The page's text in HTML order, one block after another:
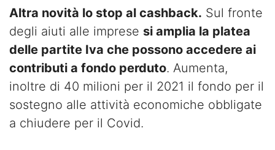
Altra novità lo stop al cashback. Sul fronte
degli aiuti alle imprese si amplia la platea
delle partite Iva che possono accedere ai
contributi a fondo perduto. Aumenta,
inoltre di 40 milioni per il 2021 il fondo per il
sostegno alle attività economiche obbligate
a chiudere per il Covid.